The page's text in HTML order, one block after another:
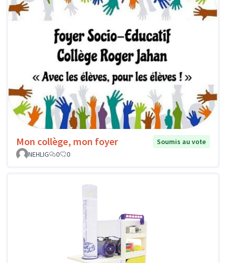
Mon collège, mon foyer
Soumis au vote
NEHLIG
0 0